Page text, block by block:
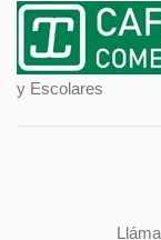
y Escolares